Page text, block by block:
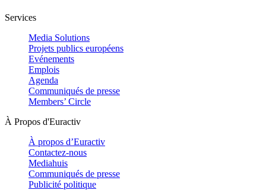
Services
Media Solutions
Projets publics européens
Evénements
Emplois
Agenda
Communiqués de presse
Members’ Circle
À Propos d'Euractiv
À propos d’Euractiv
Contactez-nous
Mediahuis
Communiqués de presse
Publicité politique